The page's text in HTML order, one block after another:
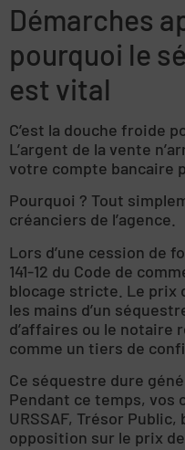
Démarches
pourquoi le
est vital
C’est la douche froide
L’argent de la vente
votre compte bancaire
Pourquoi ? Tout
créanciers de l’agence.
Lors d’une cession de
141-12 du Code de
blocage stricte. Le prix
les mains d’un
d’affaires ou le notaire
comme un tiers de
Ce séquestre dure
Pendant ce temps, vos
URSSAF, Trésor
opposition sur le prix